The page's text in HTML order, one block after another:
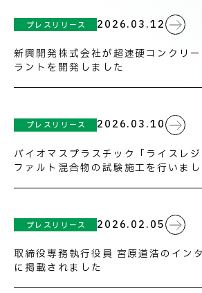
PRODUCT INFORMATION
製品情報
お知らせ
RECRUIT
採用情報
お知らせ
インフォメーション
プレスリリース 2026.03.12
新興開発株式会社が超速硬コンクリ
ラントを開発しました
プレスリリース 2026.03.10
バイオマスプラスチック「ライスレ
ファルト混合物の試験施工を行いまし
プレスリリース 2026.02.05
取締役専務執行役員 宮原道浩のイン
に掲載されました